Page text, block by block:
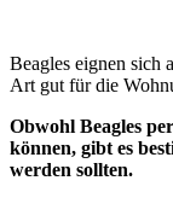
Beagles eignen sich
Art gut für die
Obwohl Beagles
können, gibt es
werden sollten.